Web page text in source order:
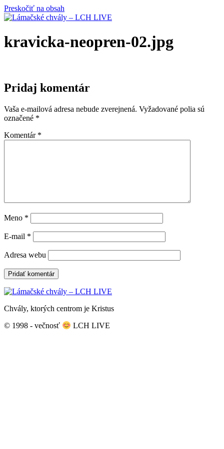
Preskočiť na obsah
kravicka-neopren-02.jpg
Pridaj komentár
Vaša e-mailová adresa nebude zverejnená. Vyžadované polia sú
označené *
Komentár *
Meno *
E-mail *
Adresa webu
Chvály, ktorých centrom je Kristus
© 1998 - večnosť LCH LIVE